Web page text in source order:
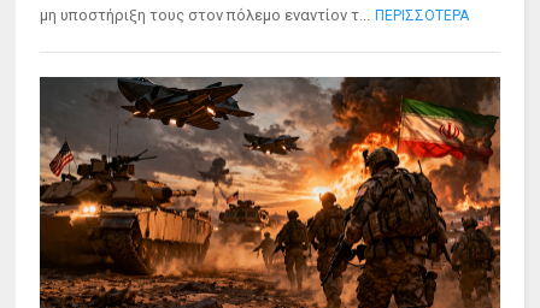
μη υποστήριξη τους στον πόλεμο εναντίον τ... ΠΕΡΙΣΣΟΤΕΡΑ